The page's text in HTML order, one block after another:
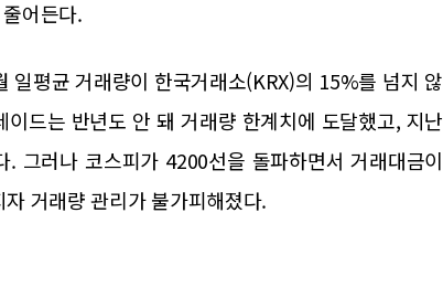
어든다.
일평균 거래량이 한국거래소(KRX)의 15%를 넘지 않
드는 반년도 안 돼 거래량 한계치에 도달했고, 지난
그러나 코스피가 4200선을 돌파하면서 거래대금이
거래량 관리가 불가피해졌다.